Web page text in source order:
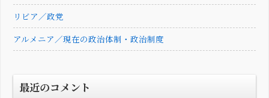
リビア／政党
アルメニア／現在の政治体制・政治制度
最近のコメント